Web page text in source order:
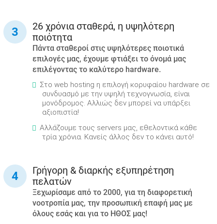
26 χρόνια σταθερά, η υψηλότερη
ποιότητα
Πάντα σταθεροί στις υψηλότερες ποιοτικά
επιλογές μας, έχουμε φτιάξει το όνομά μας
επιλέγοντας το καλύτερο hardware.
Στο web hosting η επιλογή κορυφαίου hardware σε
συνδυασμό με την υψηλή τεχνογνωσία, είναι
μονόδρομος. Aλλιώς δεν μπορεί να υπάρξει
αξιοπιστία!
Αλλάζουμε τους servers μας, εθελοντικά κάθε
τρία χρόνια. Κανείς άλλος δεν το κάνει αυτό!
Γρήγορη & διαρκής εξυπηρέτηση
πελατών
Ξεχωρίσαμε από το 2000, για τη διαφορετική
νοοτροπία μας, την προσωπική επαφή μας με
όλους εσάς και για το ΗΘΟΣ μας!